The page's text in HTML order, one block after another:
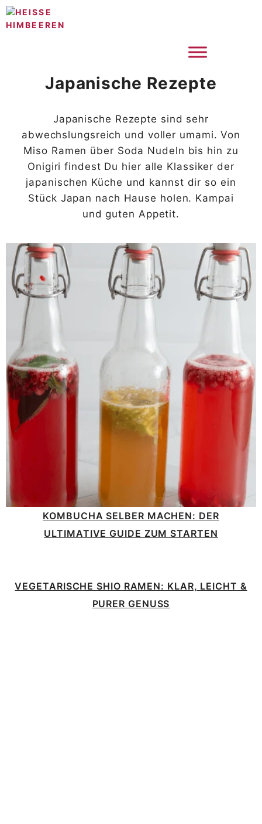
Zum
Inhalt
Japanische Rezepte
Japanische Rezepte sind sehr
abwechslungsreich und voller umami. Von
Miso Ramen über Soda Nudeln bis hin zu
Onigiri findest Du hier alle Klassiker der
japanischen Küche und kannst dir so ein
Stück Japan nach Hause holen. Kampai
und guten Appetit.
KOMBUCHA SELBER MACHEN: DER
ULTIMATIVE GUIDE ZUM STARTEN
VEGETARISCHE SHIO RAMEN: KLAR, LEICHT &
PURER GENUSS